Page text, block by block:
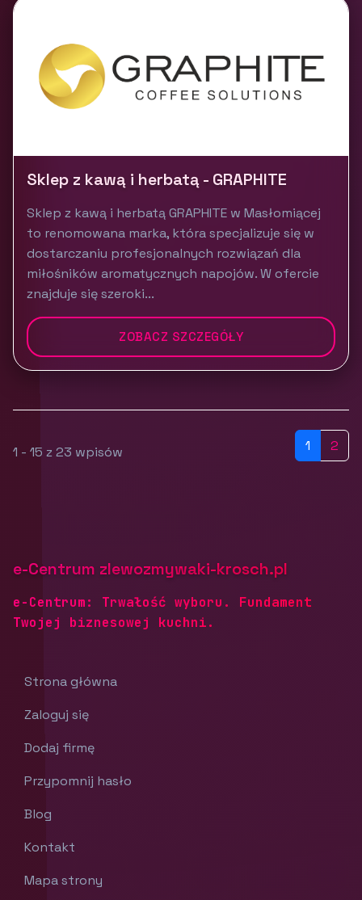
Sklep z kawą i herbatą - GRAPHITE
Sklep z kawą i herbatą GRAPHITE w Masłomiącej
to renomowana marka, która specjalizuje się w
dostarczaniu profesjonalnych rozwiązań dla
miłośników aromatycznych napojów. W ofercie
znajduje się szeroki...
ZOBACZ SZCZEGÓŁY
1 - 15 z 23 wpisów 1 2
e-Centrum zlewozmywaki-krosch.pl
e-Centrum: Trwałość wyboru. Fundament
Twojej biznesowej kuchni.
Strona główna
Zaloguj się
Dodaj firmę
Przypomnij hasło
Blog
Kontakt
Mapa strony